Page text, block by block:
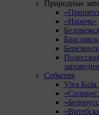
Природные
«Нарочь»
События
Viva Kola